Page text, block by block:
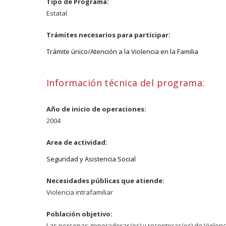
Estatal
Trámites necesarios para participar:
Trámite único/Atención a la Violencia en la Familia
Información técnica del programa:
Año de inicio de operaciones:
2004
Area de actividad:
Seguridad y Asistencia Social
Necesidades públicas que atiende:
Violencia intrafamiliar
Población objetivo: